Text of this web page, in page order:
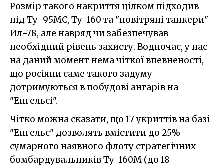
Розмір такого накриття цілком підходив
під Ту-95МС, Ту-160 та "повітряні танкери"
Ил-78, але навряд чи забезпечував
необхідний рівень захисту. Водночас, у нас
на даний момент нема чіткої впевненості,
що росіяни саме такого задуму
дотримуються в побудові ангарів на
"Енгельсі".
Чітко можна сказати, що 17 укриттів на базі
"Енгельс" дозволять вмістити до 25%
сумарного наявного флоту стратегічних
бомбардувальників Ту-160М (до 18